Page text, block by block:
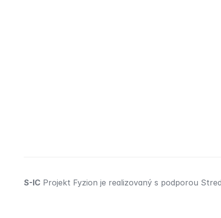
S-IC Projekt Fyzion je realizovaný s podporou